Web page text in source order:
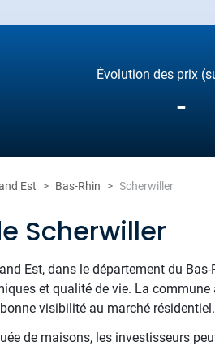
Évolution des prix
-
Est Bas-Rhin Scherwiller
Scherwiller
Est, dans le département du
et qualité de vie. La
visibilité au marché résidentiel.
de maisons, les investisseurs